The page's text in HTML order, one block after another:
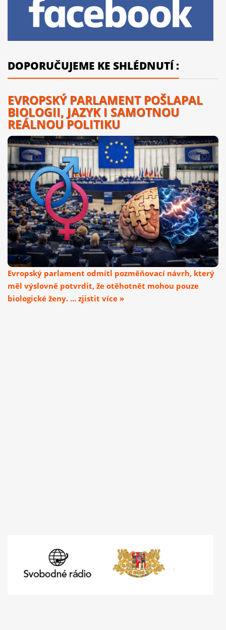
DOPORUČUJEME KE SHLÉDNUTÍ :
EVROPSKÝ PARLAMENT POŠLAPAL
BIOLOGII, JAZYK I SAMOTNOU
REÁLNOU POLITIKU
Evropský parlament odmítl pozměňovací návrh, který
měl výslovně potvrdit, že otěhotnět mohou pouze
biologické ženy. ... zjistit více »